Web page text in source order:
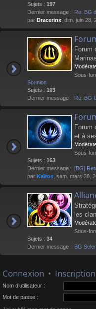
Sujets : 197
Dernier message : Re: BG
par Dracerinx , dim. juin 28,
Forum
Marinas.
Sous-
Sounion
Sujets : 103
Dernier message : Re: BG
Forum
et à
Sous-
Sujets : 163
Dernier message : [BG]
par Kaïros , sam. mars 28,
les
Sous-
Sujets : 34
Dernier message : BG
Connexion • Inscription
Nom d’utilisateur :
Mot de passe :